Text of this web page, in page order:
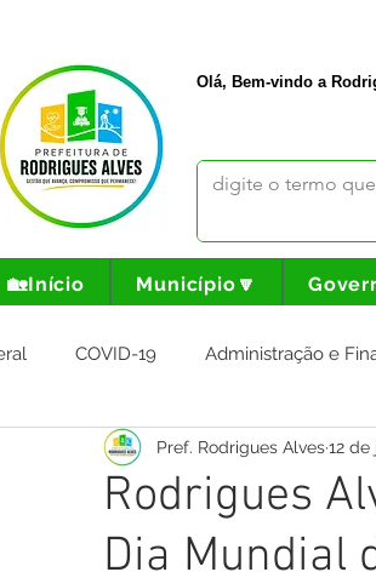
Olá, Bem-vindo a
🏡Início Município🔽
COVID-19 Administração e
Meio Ambiente e Turismo
Gestão e Economia No Gabinete
Rodrigues
Dia Mundial
Pref. Rodrigues Alves12 de